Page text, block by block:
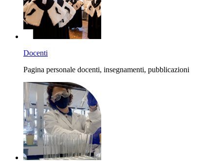
Docenti
Pagina personale docenti, insegnamenti, pubblicazioni